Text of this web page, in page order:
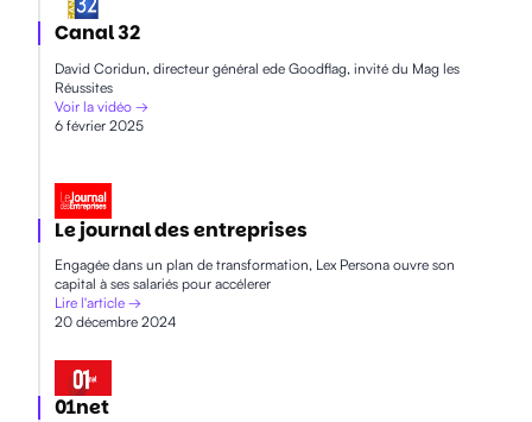
Canal 32
David Coridun, directeur général ede Goodflag, invité du Mag les
Réussites
Voir la vidéo →
6 février 2025
Le journal des entreprises
Engagée dans un plan de transformation, Lex Persona ouvre son
capital à ses salariés pour accélerer
Lire l'article →
20 décembre 2024
01net